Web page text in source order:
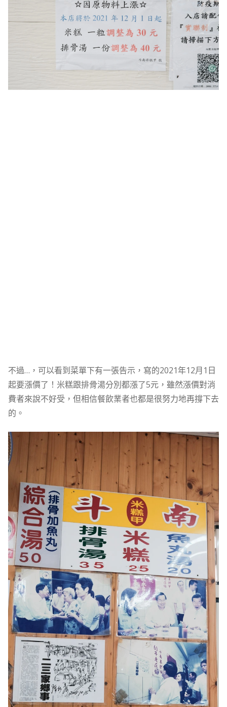
不過…，可以看到菜單下有一張告示，寫的2021年12月1日
起要漲價了！米糕跟排骨湯分別都漲了5元，雖然漲價對消
費者來說不好受，但相信餐飲業者也都是很努力地再撐下去
的。